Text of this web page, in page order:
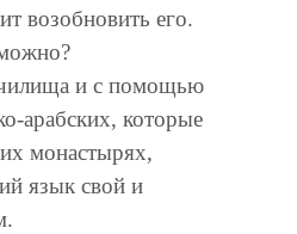
возобновить его.
и с помощью
арабских, которые
монастырях,
язык свой и